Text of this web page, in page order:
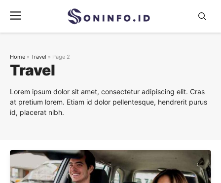
content
Menu
Travel
Lorem ipsum dolor sit amet, consectetur adipiscing elit. Cras
at pretium lorem. Etiam id dolor pellentesque, hendrerit purus
id, placerat nibh.
Home » Travel » Page 2